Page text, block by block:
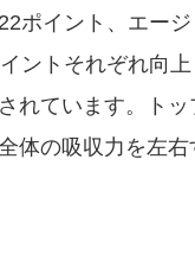
ポイント、エー
ントそれぞれ向
れています。ト
体の吸収力を左右